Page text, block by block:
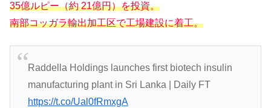
35億ルピー（約 21億円）を投資。
南部コッガラ輸出加工区で工場建設に着工。
Raddella Holdings launches first biotech insulin
manufacturing plant in Sri Lanka | Daily FT
https://t.co/Ual0fRmxgA